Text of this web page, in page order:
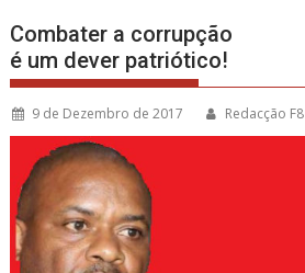
Combater a corrupção
é um dever patriótico!
9 de Dezembro de 2017 Redacção F8